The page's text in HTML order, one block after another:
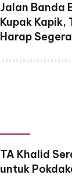
Jalan Banda
Kupak Kapik,
Harap
TA Khalid
untuk